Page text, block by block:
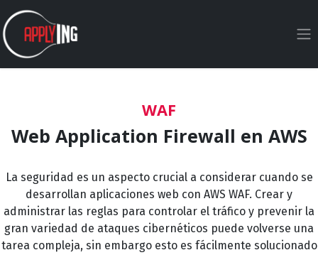
Ir al contenido
WAF
Web Application Firewall en AWS
La seguridad es un aspecto crucial a considerar cuando se
desarrollan aplicaciones web con AWS WAF. Crear y
administrar las reglas para controlar el tráfico y prevenir la
gran variedad de ataques cibernéticos puede volverse una
tarea compleja, sin embargo esto es fácilmente solucionado